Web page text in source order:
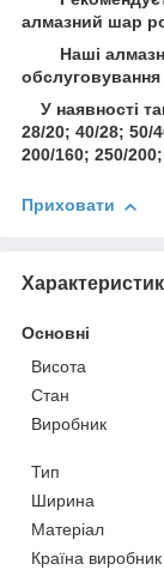
алмазний шар
Наші алмазні
У наявності
28/20; 40/28; 50/
200/160; 250/
Приховати
Основні
Висота
Стан
Виробник
Тип
Ширина
Матеріал
Країна виробник